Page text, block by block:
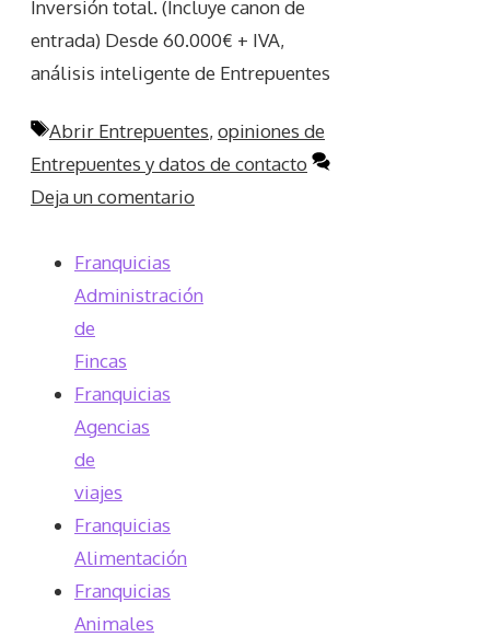
Inversión total. (Incluye canon de
entrada) Desde 60.000€ + IVA,
análisis inteligente de Entrepuentes
Etiquetas
Abrir Entrepuentes, opiniones de
Entrepuentes y datos de contacto
Deja un comentario
Franquicias
Administración
de
Fincas
Franquicias
Agencias
de
viajes
Franquicias
Alimentación
Franquicias
Animales